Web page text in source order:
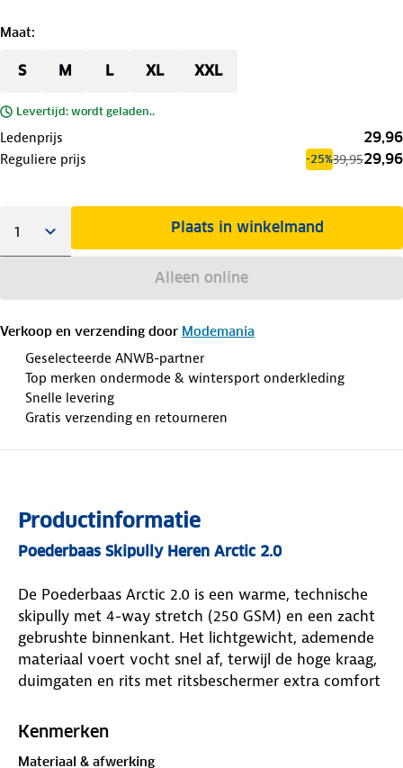
Maat:
S M L XL XXL
Levertijd: wordt geladen..
Ledenprijs 29,96
Reguliere prijs -25%39,9529,96
Plaats in winkelmand
Alleen online
Verkoop en verzending door Modemania
Geselecteerde ANWB-partner
Top merken ondermode & wintersport onderkleding
Snelle levering
Gratis verzending en retourneren
Productinformatie
Poederbaas Skipully Heren Arctic 2.0
De Poederbaas Arctic 2.0 is een warme, technische
skipully met 4-way stretch (250 GSM) en een zacht
gebrushte binnenkant. Het lichtgewicht, ademende
materiaal voert vocht snel af, terwijl de hoge kraag,
duimgaten en rits met ritsbeschermer extra comfort
langer fris. Regular fit met sportieve look.
Kenmerken
Materiaal & afwerking